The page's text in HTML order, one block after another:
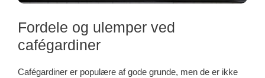
Fordele og ulemper ved
cafégardiner
Cafégardiner er populære af gode grunde, men de er ikke